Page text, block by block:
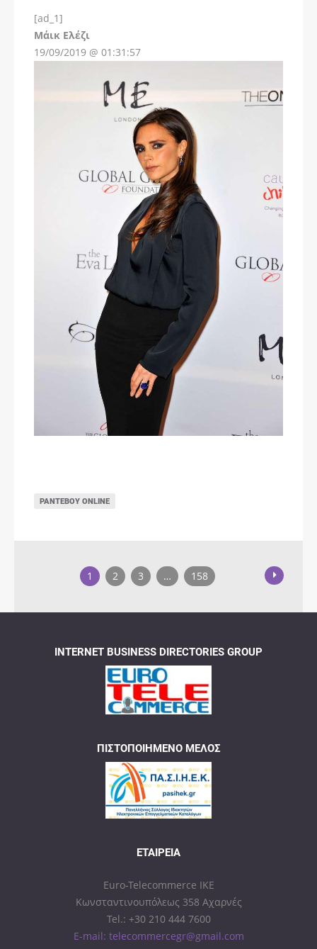
[ad_1]
Μάικ Ελέζι
19/09/2019 @ 01:31:57
ΡΑΝΤΕΒΟΎ ONLINE
1 2 3 … 158
INTERNET BUSINESS DIRECTORIES GROUP
ΠΙΣΤΟΠΟΙΗΜΈΝΟ ΜΈΛΟΣ
ΕΤΑΙΡΕΊΑ
Euro-Telecommerce IKE
Κωνσταντινουπόλεως 358 Αχαρνές
Tel.: +30 210 444 7600
E-mail: telecommercegr@gmail.com